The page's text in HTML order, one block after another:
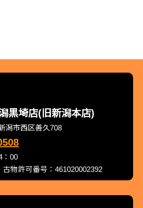
黒埼店(旧新潟本店)
潟市西区善久708
：00
物許可番号：461020002392